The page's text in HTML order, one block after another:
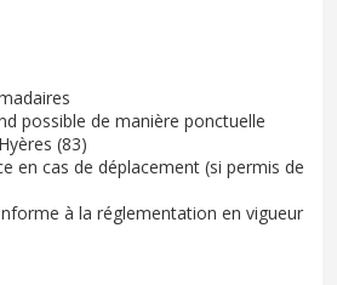
possible de manière ponctuelle
(83)
en cas de déplacement (si permis de
à la réglementation en vigueur